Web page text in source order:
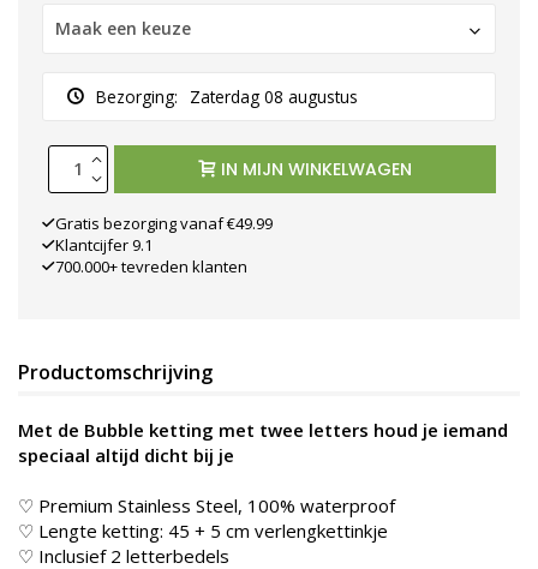
Maak een keuze
Bezorging: Zaterdag 08 augustus
IN MIJN WINKELWAGEN
Gratis bezorging vanaf €49.99
Klantcijfer 9.1
700.000+ tevreden klanten
Productomschrijving
Met de Bubble ketting met twee letters houd je iemand
speciaal altijd dicht bij je
♡ Premium Stainless Steel, 100% waterproof
♡ Lengte ketting: 45 + 5 cm verlengkettinkje
♡ Inclusief 2 letterbedels